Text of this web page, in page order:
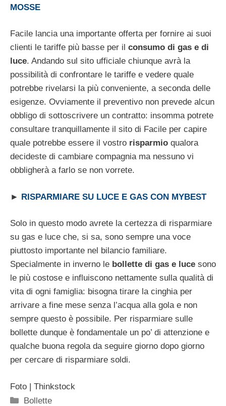
MOSSE
Facile lancia una importante offerta per fornire ai suoi
clienti le tariffe più basse per il consumo di gas e di
luce. Andando sul sito ufficiale chiunque avrà la
possibilità di confrontare le tariffe e vedere quale
potrebbe rivelarsi la più conveniente, a seconda delle
esigenze. Ovviamente il preventivo non prevede alcun
obbligo di sottoscrivere un contratto: insomma potrete
consultare tranquillamente il sito di Facile per capire
quale potrebbe essere il vostro risparmio qualora
decideste di cambiare compagnia ma nessuno vi
obbligherà a farlo se non vorrete.
► RISPARMIARE SU LUCE E GAS CON MYBEST
Solo in questo modo avrete la certezza di risparmiare
su gas e luce che, si sa, sono sempre una voce
piuttosto importante nel bilancio familiare.
Specialmente in inverno le bollette di gas e luce sono
le più costose e influiscono nettamente sulla qualità di
vita di ogni famiglia: bisogna tirare la cinghia per
arrivare a fine mese senza l’acqua alla gola e non
sempre questo è possibile. Per risparmiare sulle
bollette dunque è fondamentale un po’ di attenzione e
qualche buona regola da seguire giorno dopo giorno
per cercare di risparmiare soldi.
Foto | Thinkstock
Categorie
Bollette